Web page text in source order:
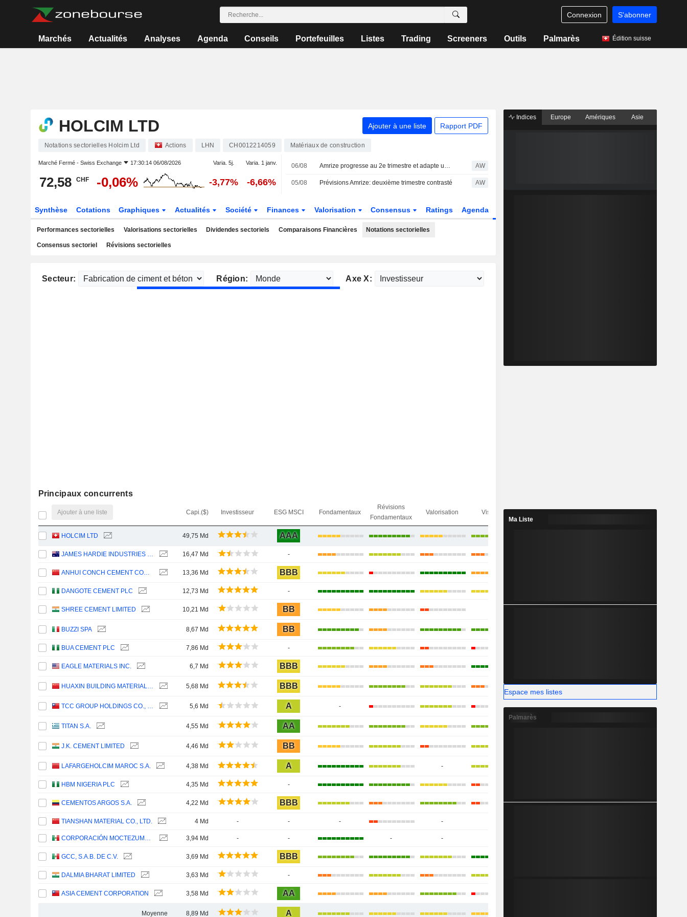
Connexion S'abonner
Marchés Actualités Analyses Agenda Conseils Portefeuilles Listes Trading Screeners Outils Palmarès Édition suisse
HOLCIM LTD Ajouter à une liste Rapport PDF
Notations sectorielles Holcim Ltd Actions LHN CH0012214059 Matériaux de construction
Marché Fermé - Swiss Exchange 17:30:14 06/08/2026 Varia. 5j. Varia. 1 janv.
72,58 CHF -0,06% -3,77% -6,66%
06/08 Amrize progresse au 2e trimestre et adapte un peu ses prévisions pour 2026 AW
05/08 Prévisions Amrize: deuxième trimestre contrasté AW
Synthèse Cotations Graphiques Actualités Société Finances Valorisation Consensus Ratings Agenda
Performances sectorielles Valorisations sectorielles Dividendes sectoriels Comparaisons Financières Notations sectorielles
Consensus sectoriel Révisions sectorielles
Secteur: Région: Axe X:
Principaux concurrents
Ajouter à une liste Capi.($) Investisseur ESG MSCI Fondamentaux
Révisions
Fondamentaux
Valorisation Visibilité
HOLCIM LTD 49,75 Md AAA
JAMES HARDIE INDUSTRIES PLC 16,47 Md -
ANHUI CONCH CEMENT COMPANY LIMITED 13,36 Md BBB
DANGOTE CEMENT PLC 12,73 Md -
SHREE CEMENT LIMITED 10,21 Md BB
BUZZI SPA 8,67 Md BB
BUA CEMENT PLC 7,86 Md -
EAGLE MATERIALS INC. 6,7 Md BBB
HUAXIN BUILDING MATERIALS GROUP CO., LTD. 5,68 Md BBB
TCC GROUP HOLDINGS CO., LTD. 5,6 Md A -
TITAN S.A. 4,55 Md AA
J.K. CEMENT LIMITED 4,46 Md BB
LAFARGEHOLCIM MAROC S.A. 4,38 Md A -
HBM NIGERIA PLC 4,35 Md -
CEMENTOS ARGOS S.A. 4,22 Md BBB
TIANSHAN MATERIAL CO., LTD. 4 Md - - - -
CORPORACIÓN MOCTEZUMA, S.A.B. DE C.V. 3,94 Md - - - -
GCC, S.A.B. DE C.V. 3,69 Md BBB
DALMIA BHARAT LIMITED 3,63 Md -
ASIA CEMENT CORPORATION 3,58 Md AA
Moyenne 8,89 Md A
Indices Europe Amériques Asie
Ma Liste
Espace mes listes
Palmarès